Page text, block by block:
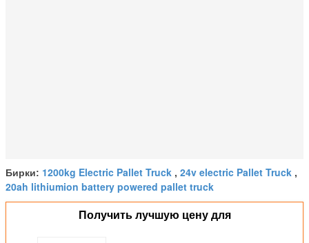
Бирки: 1200kg Electric Pallet Truck , 24v electric Pallet Truck ,
20ah lithiumion battery powered pallet truck
Получить лучшую цену для